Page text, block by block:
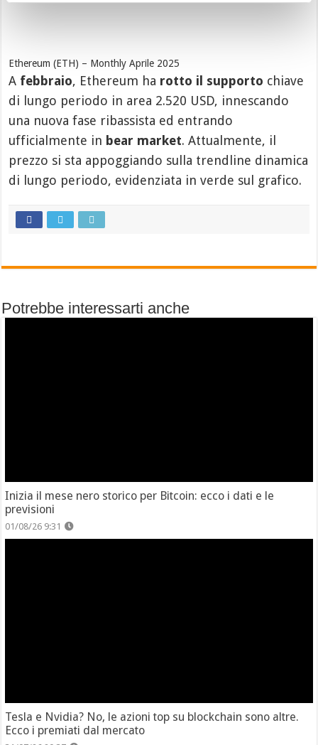
Ethereum (ETH) – Monthly Aprile 2025
A febbraio, Ethereum ha rotto il supporto chiave
di lungo periodo in area 2.520 USD, innescando
una nuova fase ribassista ed entrando
ufficialmente in bear market. Attualmente, il
prezzo si sta appoggiando sulla trendline dinamica
di lungo periodo, evidenziata in verde sul grafico.
Potrebbe interessarti anche
Inizia il mese nero storico per Bitcoin: ecco i dati e le
previsioni
01/08/26 9:31
Tesla e Nvidia? No, le azioni top su blockchain sono altre.
Ecco i premiati dal mercato